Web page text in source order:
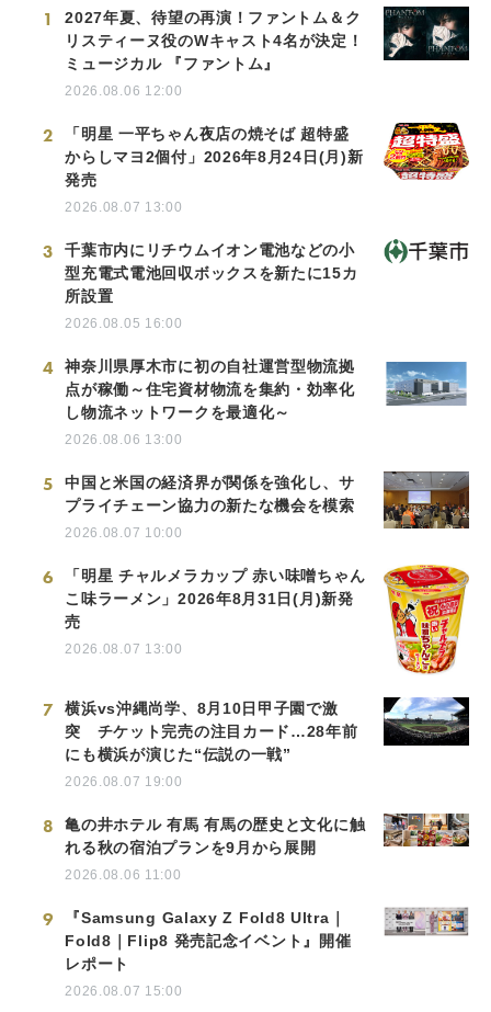
1
2027年夏、待望の再演！ファントム＆ク
リスティーヌ役のWキャスト4名が決定！
ミュージカル 『ファントム』
2026.08.06 12:00
2
「明星 一平ちゃん夜店の焼そば 超特盛
からしマヨ2個付」2026年8月24日(月)新
発売
2026.08.07 13:00
3
千葉市内にリチウムイオン電池などの小
型充電式電池回収ボックスを新たに15カ
所設置
2026.08.05 16:00
4
神奈川県厚木市に初の自社運営型物流拠
点が稼働～住宅資材物流を集約・効率化
し物流ネットワークを最適化～
2026.08.06 13:00
5
中国と米国の経済界が関係を強化し、サ
プライチェーン協力の新たな機会を模索
2026.08.07 10:00
6
「明星 チャルメラカップ 赤い味噌ちゃん
こ味ラーメン」2026年8月31日(月)新発
売
2026.08.07 13:00
7
横浜vs沖縄尚学、8月10日甲子園で激
突 チケット完売の注目カード…28年前
にも横浜が演じた“伝説の一戦”
2026.08.07 19:00
8
亀の井ホテル 有馬 有馬の歴史と文化に触
れる秋の宿泊プランを9月から展開
2026.08.06 11:00
9
『Samsung Galaxy Z Fold8 Ultra｜
Fold8｜Flip8 発売記念イベント』開催
レポート
2026.08.07 15:00